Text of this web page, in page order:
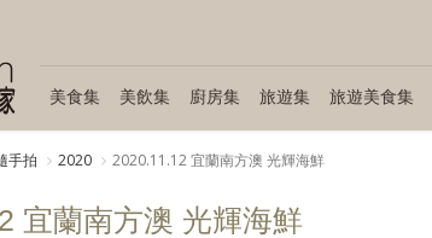
美食集 美飲集 廚房集 旅遊集 旅遊美食集
手拍 2020 2020.11.12 宜蘭南方澳 光輝海鮮
宜蘭南方澳 光輝海鮮